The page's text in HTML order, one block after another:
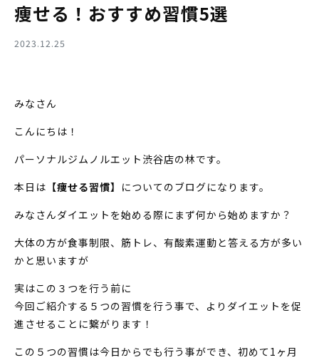
痩せる！おすすめ習慣5選
2023.12.25
みなさん
こんにちは！
パーソナルジムノルエット渋谷店の林です。
本日は 【痩せる習慣】 についてのブログになります。
みなさんダイエットを始める際にまず何から始めますか？
大体の方が食事制限、筋トレ、有酸素運動と答える方が多い
かと思いますが
実はこの３つを行う前に
今回ご紹介する５つの習慣を行う事で、よりダイエットを促
進させることに繋がります！
この５つの習慣は今日からでも行う事ができ、初めて1ヶ月